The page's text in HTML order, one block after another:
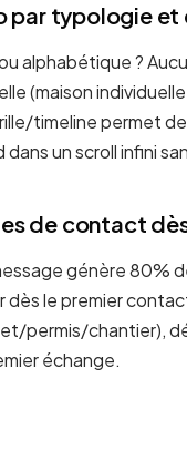
par typologie et
alphabétique ?
(maison
timeline permet
un scroll infini
de contact
génère 80%
dès le premier
permis/chantier),
échange.